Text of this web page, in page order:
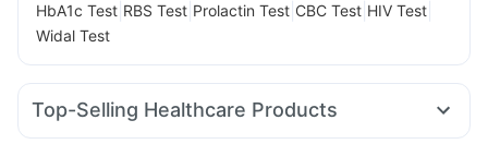
HbA1c Test RBS Test Prolactin Test CBC Test HIV Test
Widal Test
Top-Selling Healthcare Products
Buscogast 10mg Depura Vitamin D3